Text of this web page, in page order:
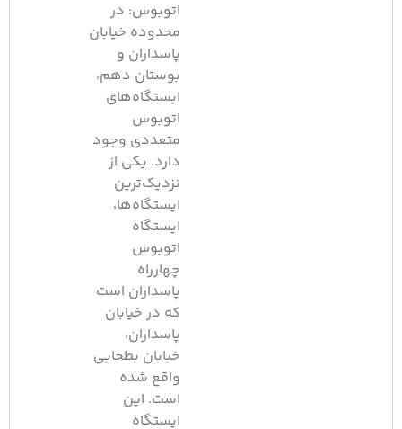
اتوبوس: در
محدوده خیابان
پاسداران و
بوستان دهم،
ایستگاه‌های
اتوبوس
متعددی وجود
دارد. یکی از
نزدیک‌ترین
ایستگاه‌ها،
ایستگاه
اتوبوس
چهارراه
پاسداران است
که در خیابان
پاسداران،
خیابان بطحایی
واقع شده
است. این
ایستگاه